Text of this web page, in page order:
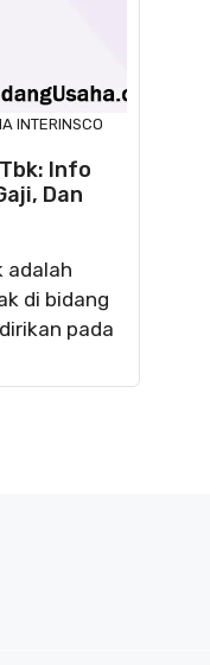
INTERINSCO
Info
Dan
adalah
di bidang
pada